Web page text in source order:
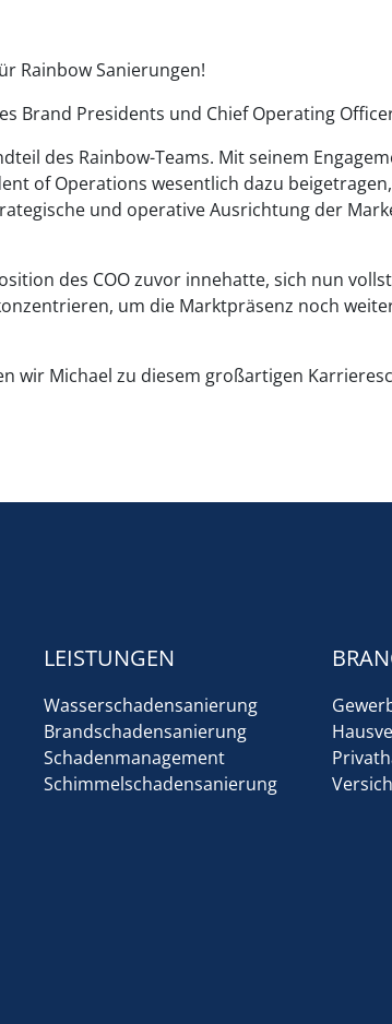
Rainbow Sanierungen!
Brand Presidents und Chief Operating
des Rainbow-Teams. Mit seinem
of Operations wesentlich dazu
und operative Ausrichtung der
des COO zuvor innehatte, sich nun
um die Marktpräsenz noch
wir Michael zu diesem großartigen
LEISTUNGEN
Wasserschadensanierung
Brandschadensanierung
Schadenmanagement
Schimmelschadensanierung